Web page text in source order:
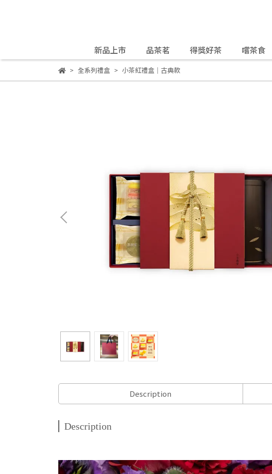
新品上市 品茶茗 得獎好茶 嚐茶食
全系列禮盒 小茶紅禮盒｜古典款
Description
Description